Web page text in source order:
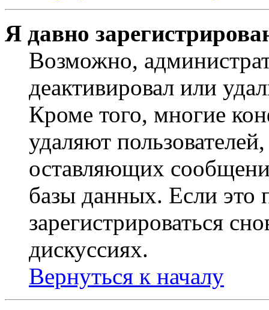
Я давно
Возможно,
деактивировал или
Кроме того, многие
удаляют
оставляющих
базы данных. Если это
зарегистрироваться
дискуссиях.
Вернуться к началу